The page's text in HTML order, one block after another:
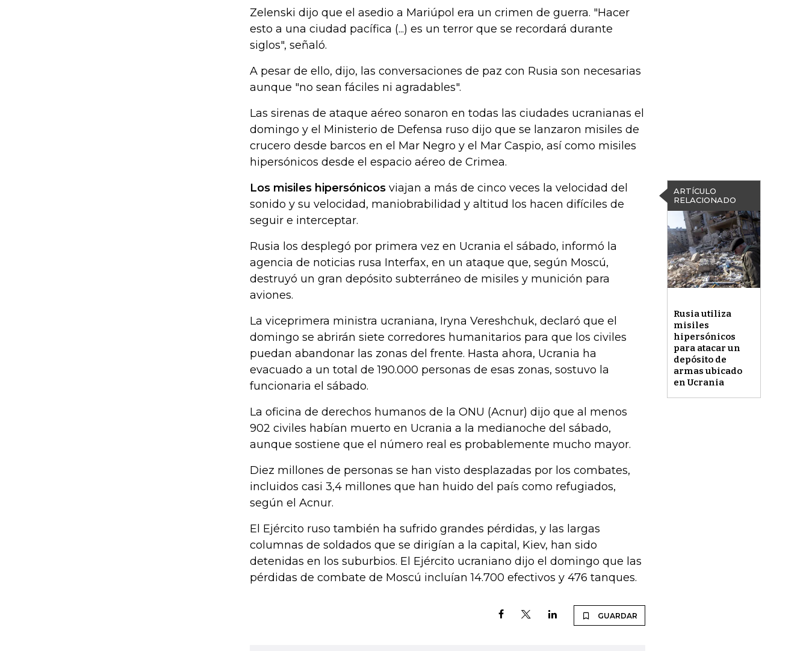
Zelenski dijo que el asedio a Mariúpol era un crimen de guerra. "Hacer
esto a una ciudad pacífica (...) es un terror que se recordará durante
siglos", señaló.
A pesar de ello, dijo, las conversaciones de paz con Rusia son necesarias
aunque "no sean fáciles ni agradables".
Las sirenas de ataque aéreo sonaron en todas las ciudades ucranianas el
domingo y el Ministerio de Defensa ruso dijo que se lanzaron misiles de
crucero desde barcos en el Mar Negro y el Mar Caspio, así como misiles
hipersónicos desde el espacio aéreo de Crimea.
ARTÍCULO
RELACIONADO
Rusia utiliza
misiles
hipersónicos
para atacar un
depósito de
armas ubicado
en Ucrania
Los misiles hipersónicos viajan a más de cinco veces la velocidad del
sonido y su velocidad, maniobrabilidad y altitud los hacen difíciles de
seguir e interceptar.
Rusia los desplegó por primera vez en Ucrania el sábado, informó la
agencia de noticias rusa Interfax, en un ataque que, según Moscú,
destruyó un gran depósito subterráneo de misiles y munición para
aviones.
La viceprimera ministra ucraniana, Iryna Vereshchuk, declaró que el
domingo se abrirán siete corredores humanitarios para que los civiles
puedan abandonar las zonas del frente. Hasta ahora, Ucrania ha
evacuado a un total de 190.000 personas de esas zonas, sostuvo la
funcionaria el sábado.
La oficina de derechos humanos de la ONU (Acnur) dijo que al menos
902 civiles habían muerto en Ucrania a la medianoche del sábado,
aunque sostiene que el número real es probablemente mucho mayor.
Diez millones de personas se han visto desplazadas por los combates,
incluidos casi 3,4 millones que han huido del país como refugiados,
según el Acnur.
El Ejército ruso también ha sufrido grandes pérdidas, y las largas
columnas de soldados que se dirigían a la capital, Kiev, han sido
detenidas en los suburbios. El Ejército ucraniano dijo el domingo que las
pérdidas de combate de Moscú incluían 14.700 efectivos y 476 tanques.
GUARDAR